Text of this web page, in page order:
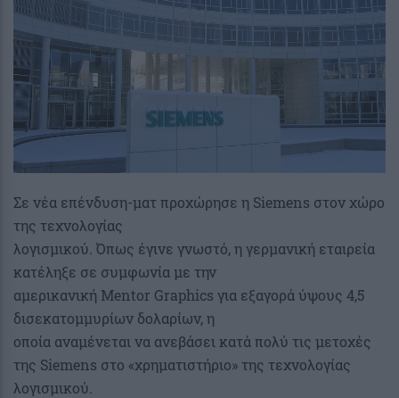
Σε νέα επένδυση-ματ προχώρησε η Siemens στον χώρο
της τεχνολογίας
λογισμικού. Όπως έγινε γνωστό, η γερμανική εταιρεία
κατέληξε σε συμφωνία με την
αμερικανική Mentor Graphics για εξαγορά ύψους 4,5
δισεκατομμυρίων δολαρίων, η
οποία αναμένεται να ανεβάσει κατά πολύ τις μετοχές
της Siemens στο «χρηματιστήριο» της τεχνολογίας
λογισμικού.